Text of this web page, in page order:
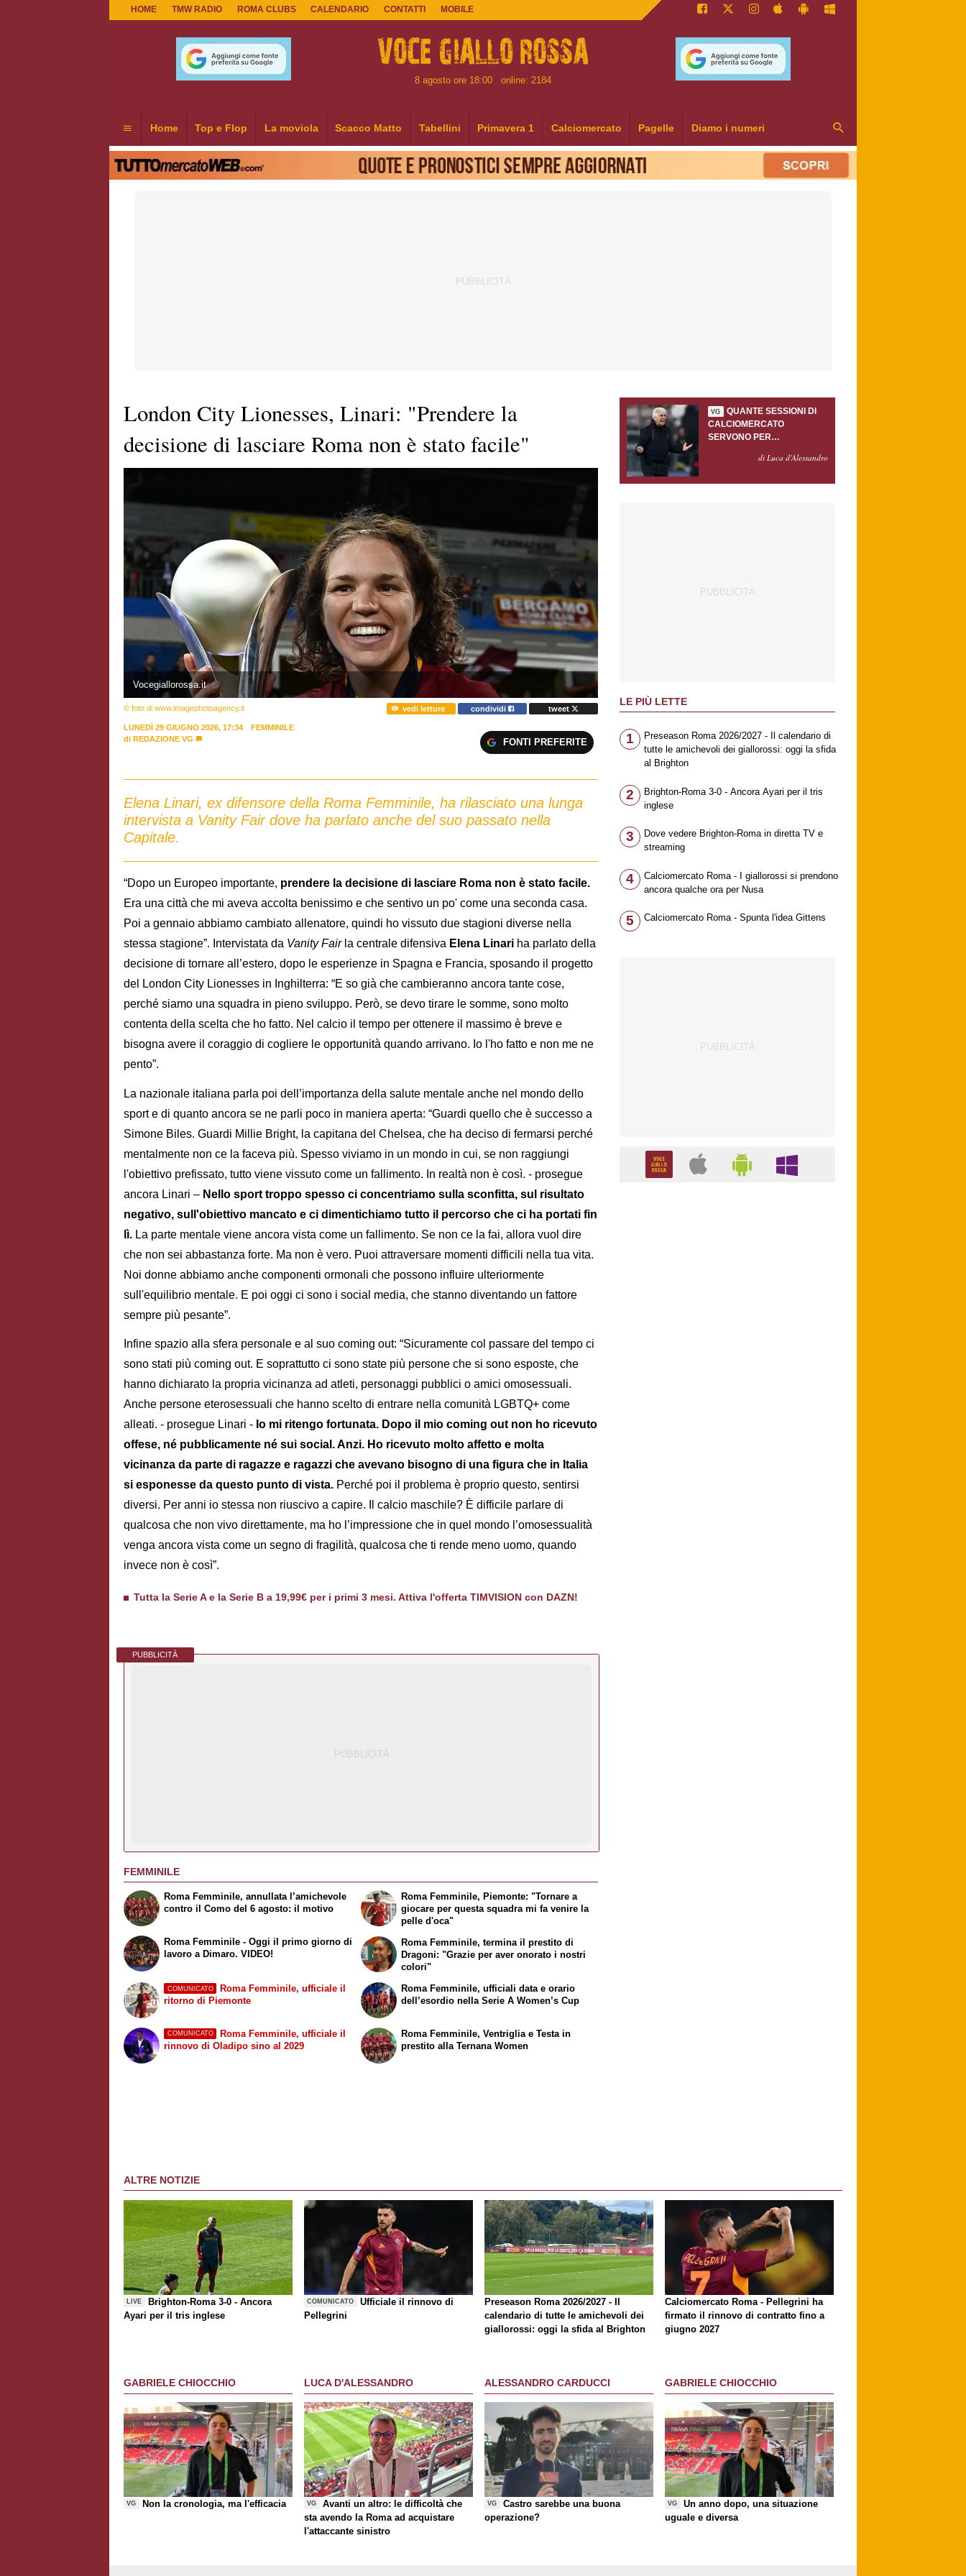
HOME TMW RADIO ROMA CLUBS CALENDARIO CONTATTI MOBILE
8 agosto ore 18:00 online: 2184
Home Top e Flop La moviola Scacco Matto Tabellini Primavera 1 Calciomercato Pagelle Diamo i numeri
London City Lionesses, Linari: "Prendere la
decisione di lasciare Roma non è stato facile"
Vocegiallorossa.it
© foto di www.imagephotoagency.it vedi letture condividi tweet
LUNEDÌ 29 GIUGNO 2026, 17:34
FEMMINILE
di REDAZIONE VG FONTI PREFERITE
Elena Linari, ex difensore della Roma Femminile, ha rilasciato una lunga
intervista a Vanity Fair dove ha parlato anche del suo passato nella
Capitale.
“Dopo un Europeo importante, prendere la decisione di lasciare Roma non è stato facile.
Era una città che mi aveva accolta benissimo e che sentivo un po' come una seconda casa.
Poi a gennaio abbiamo cambiato allenatore, quindi ho vissuto due stagioni diverse nella
stessa stagione”. Intervistata da Vanity Fairla centrale difensiva Elena Linari ha parlato della
decisione di tornare all’estero, dopo le esperienze in Spagna e Francia, sposando il progetto
del London City Lionesses in Inghilterra: “E so già che cambieranno ancora tante cose,
perché siamo una squadra in pieno sviluppo. Però, se devo tirare le somme, sono molto
contenta della scelta che ho fatto. Nel calcio il tempo per ottenere il massimo è breve e
bisogna avere il coraggio di cogliere le opportunità quando arrivano. Io l'ho fatto e non me ne
pento”.
La nazionale italiana parla poi dell’importanza della salute mentale anche nel mondo dello
sport e di quanto ancora se ne parli poco in maniera aperta: “Guardi quello che è successo a
Simone Biles. Guardi Millie Bright, la capitana del Chelsea, che ha deciso di fermarsi perché
mentalmente non ce la faceva più. Spesso viviamo in un mondo in cui, se non raggiungi
l'obiettivo prefissato, tutto viene vissuto come un fallimento. In realtà non è così. - prosegue
ancora Linari – Nello sport troppo spesso ci concentriamo sulla sconfitta, sul risultato
negativo, sull'obiettivo mancato e ci dimentichiamo tutto il percorso che ci ha portati fin
lì. La parte mentale viene ancora vista come un fallimento. Se non ce la fai, allora vuol dire
che non sei abbastanza forte. Ma non è vero. Puoi attraversare momenti difficili nella tua vita.
Noi donne abbiamo anche componenti ormonali che possono influire ulteriormente
sull'equilibrio mentale. E poi oggi ci sono i social media, che stanno diventando un fattore
sempre più pesante”.
Infine spazio alla sfera personale e al suo coming out: “Sicuramente col passare del tempo ci
sono stati più coming out. E soprattutto ci sono state più persone che si sono esposte, che
hanno dichiarato la propria vicinanza ad atleti, personaggi pubblici o amici omosessuali.
Anche persone eterosessuali che hanno scelto di entrare nella comunità LGBTQ+ come
alleati. - prosegue Linari - Io mi ritengo fortunata. Dopo il mio coming out non ho ricevuto
offese, né pubblicamente né sui social. Anzi. Ho ricevuto molto affetto e molta
vicinanza da parte di ragazze e ragazzi che avevano bisogno di una figura che in Italia
si esponesse da questo punto di vista. Perché poi il problema è proprio questo, sentirsi
diversi. Per anni io stessa non riuscivo a capire. Il calcio maschile? È difficile parlare di
qualcosa che non vivo direttamente, ma ho l’impressione che in quel mondo l’omosessualità
venga ancora vista come un segno di fragilità, qualcosa che ti rende meno uomo, quando
invece non è così”.
Tutta la Serie A e la Serie B a 19,99€ per i primi 3 mesi. Attiva l'offerta TIMVISION con DAZN!
PUBBLICITÀ
FEMMINILE
Roma Femminile, annullata l’amichevole
contro il Como del 6 agosto: il motivo
Roma Femminile - Oggi il primo giorno di
lavoro a Dimaro. VIDEO!
Roma Femminile, Piemonte: "Tornare a
giocare per questa squadra mi fa venire la
pelle d'oca"
Roma Femminile, termina il prestito di
Dragoni: "Grazie per aver onorato i nostri
colori"
COMUNICATO
Roma Femminile, ufficiale il
ritorno di Piemonte
COMUNICATO
Roma Femminile, ufficiale il
rinnovo di Oladipo sino al 2029
Roma Femminile, ufficiali data e orario
dell’esordio nella Serie A Women’s Cup
Roma Femminile, Ventriglia e Testa in
prestito alla Ternana Women
VG
QUANTE SESSIONI DI
CALCIOMERCATO
SERVONO PER
GASPERINI?di Luca d'Alessandro
LE PIÙ LETTE
1
Preseason Roma 2026/2027 - Il calendario di
tutte le amichevoli dei giallorossi: oggi la sfida
al Brighton
2
Brighton-Roma 3-0 - Ancora Ayari per il tris
inglese
3
Dove vedere Brighton-Roma in diretta TV e
streaming
4
Calciomercato Roma - I giallorossi si prendono
ancora qualche ora per Nusa
5 Calciomercato Roma - Spunta l'idea Gittens
ALTRE NOTIZIE
LIVE
Brighton-Roma 3-0 - Ancora
Ayari per il tris inglese
COMUNICATO
Ufficiale il rinnovo di
Pellegrini
Preseason Roma 2026/2027 - Il
calendario di tutte le amichevoli dei
giallorossi: oggi la sfida al Brighton
Calciomercato Roma - Pellegrini ha
firmato il rinnovo di contratto fino a
giugno 2027
GABRIELE CHIOCCHIO
VG Non la cronologia, ma l'efficacia
LUCA D'ALESSANDRO
VG
Avanti un altro: le difficoltà che
sta avendo la Roma ad acquistare
l'attaccante sinistro
ALESSANDRO CARDUCCI
VG
Castro sarebbe una buona
operazione?
GABRIELE CHIOCCHIO
VG
Un anno dopo, una situazione
uguale e diversa